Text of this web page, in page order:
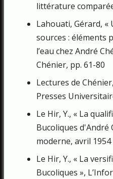
littérature
Lahouati, Gérard, «
sources : éléments
l’eau chez André
Chénier, pp. 61-80
Lectures de
Presses
Le Hir, Y., « La
Bucoliques d'André
moderne, avril 1954
Le Hir, Y., « La
Bucoliques »,